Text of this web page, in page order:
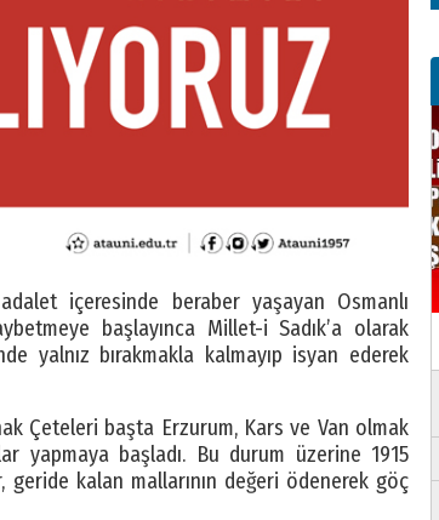
içeresinde beraber yaşayan Osmanlı
başlayınca Millet-i Sadık’a olarak
yalnız bırakmakla kalmayıp isyan ederek
Çeteleri başta Erzurum, Kars ve Van olmak
yapmaya başladı. Bu durum üzerine 1915
geride kalan mallarının değeri ödenerek göç